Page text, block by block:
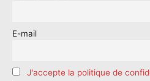
E-mail
J'accepte la politique de